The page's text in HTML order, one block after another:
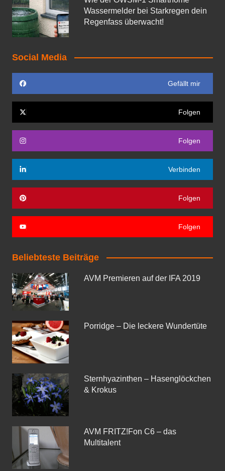
Wassermelder bei Starkregen dein
Regenfass überwacht!
Social Media
Gefällt mir
Folgen
Folgen
Verbinden
Folgen
Folgen
Beliebteste Beiträge
AVM Premieren auf der IFA 2019
Porridge – Die leckere Wundertüte
Sternhyazinthen – Hasenglöckchen
& Krokus
AVM FRITZ!Fon C6 – das
Multitalent